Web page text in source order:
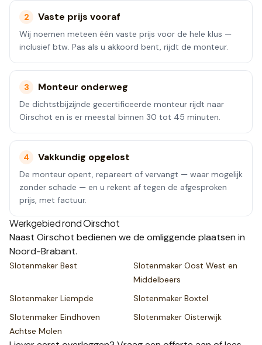
2 Vaste prijs vooraf
Wij noemen meteen één vaste prijs voor de hele klus —
inclusief btw. Pas als u akkoord bent, rijdt de monteur.
3 Monteur onderweg
De dichtstbijzijnde gecertificeerde monteur rijdt naar
Oirschot en is er meestal binnen 30 tot 45 minuten.
4 Vakkundig opgelost
De monteur opent, repareert of vervangt — waar mogelijk
zonder schade — en u rekent af tegen de afgesproken
prijs, met factuur.
Werkgebied rondOirschot
Naast Oirschot bedienen we de omliggende plaatsen in
Noord-Brabant.
Slotenmaker Best Slotenmaker Oost West en
Middelbeers
Slotenmaker Liempde Slotenmaker Boxtel
Slotenmaker Eindhoven
Achtse Molen
Slotenmaker Oisterwijk